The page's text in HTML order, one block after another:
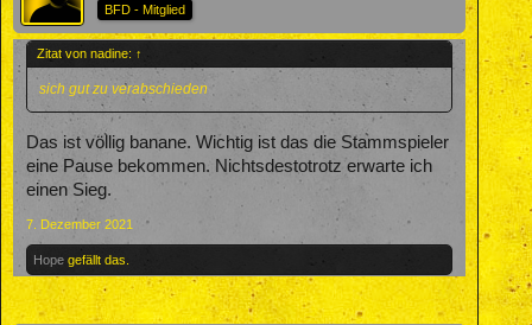
BFD - Mitglied
Zitat von nadine: ↑
sich gut zu verabschieden
Das ist völlig banane. Wichtig ist das die Stammspieler
eine Pause bekommen. Nichtsdestotrotz erwarte ich
einen Sieg.
7. Dezember 2021
Hope gefällt das.